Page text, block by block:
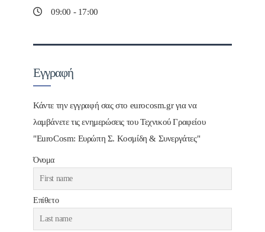
09:00 - 17:00
Εγγραφή
Κάντε την εγγραφή σας στο eurocosm.gr για να
λαμβάνετε τις ενημερώσεις του Τεχνικού Γραφείου
"EuroCosm: Ευρώπη Σ. Κοσμίδη & Συνεργάτες"
Όνομα
Επίθετο